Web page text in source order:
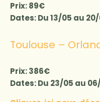
Prix: 89€
Dates: Du 13/05 au
Toulouse –
Prix: 386€
Dates: Du 23/05 au